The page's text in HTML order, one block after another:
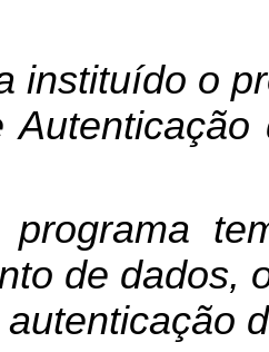
instituído o
Autenticação
programa
de dados,